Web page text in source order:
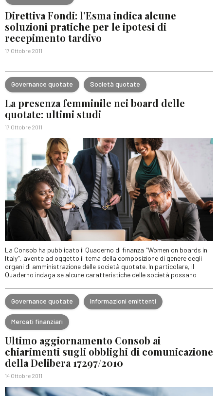
Direttiva Fondi: l’Esma indica alcune
soluzioni pratiche per le ipotesi di
recepimento tardivo
17 Ottobre 2011
Governance quotate Società quotate
La presenza femminile nei board delle
quotate: ultimi studi
17 Ottobre 2011
La Consob ha pubblicato il Quaderno di finanza "Women on boards in
Italy", avente ad oggetto il tema della composizione di genere degli
organi di amministrazione delle società quotate. In particolare, il
Quaderno indaga se alcune caratteristiche delle società possano
Governance quotate Informazioni emittenti
Mercati finanziari
Ultimo aggiornamento Consob ai
chiarimenti sugli obblighi di comunicazione
della Delibera 17297/2010
14 Ottobre 2011